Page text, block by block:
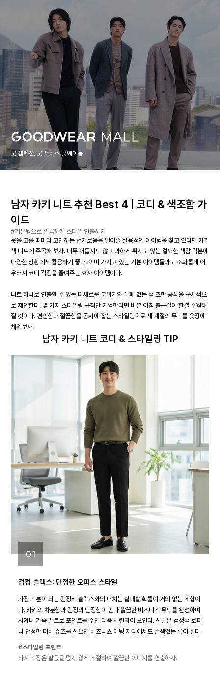
굿 셀렉션, 굿 서비스 굿웨어몰
남자 카키 니트 추천 Best 4 | 코디 & 색조합 가
이드
#기본템으로 깔끔하게 스타일 연출하기
옷을 고를 때마다 고민하는 번거로움을 덜어줄 실용적인 아이템을 찾고 있다면 카키
색 니트에 주목해 보자. 너무 어둡지도 않고 과하게 튀지도 않는 절묘한 색감 덕분에
다양한 상황에서 활용하기 좋다. 이미 가지고 있는 기본 아이템들과도 조화롭게 어
우러져 코디 걱정을 줄여주는 효자 아이템이다.
니트 하나로 연출할 수 있는 다채로운 분위기와 실패 없는 색 조합 공식을 구체적으
로 제안한다. 몇 가지 스타일링 규칙만 기억한다면 바쁜 아침 출근길이 한결 수월해
질 것이다. 편안함과 깔끔함을 동시에 잡는 스타일링으로 새 계절의 무드를 옷장에
채워보자.
남자 카키 니트 코디 & 스타일링 TIP
01
검정 슬랙스: 단정한 오피스 스타일
가장 기본이 되는 검정색 슬랙스와의 매치는 실패할 확률이 거의 없는 조합이
다. 카키의 차분함과 검정의 단정함이 만나 깔끔한 비즈니스 무드를 완성하며
시계나 가죽 벨트로 포인트를 주면 더욱 세련되어 보인다. 신발은 검정색 로퍼
나 단정한 더비 슈즈를 신으면 비즈니스 미팅 자리에서도 손색없는 룩이 된다.
#스타일링 포인트
바지 기장은 발등을 덮지 않게 조절하여 깔끔한 이미지를 연출하자.